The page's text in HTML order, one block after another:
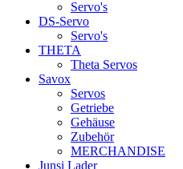
Servo's
DS-Servo
Servo's
THETA
Theta Servos
Savox
Servos
Getriebe
Gehäuse
Zubehör
MERCHANDISE
Junsi Lader